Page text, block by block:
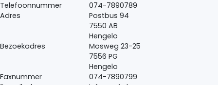
Telefoonnummer
074-7890789
Adres
Postbus 94
7550 AB
Hengelo
Bezoekadres
Mosweg 23-25
7556 PG
Hengelo
Faxnummer
074-7890799